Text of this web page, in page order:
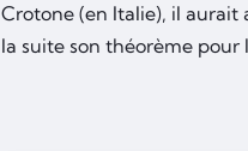
Crotone (en Italie), il aurait
la suite son théorème pour